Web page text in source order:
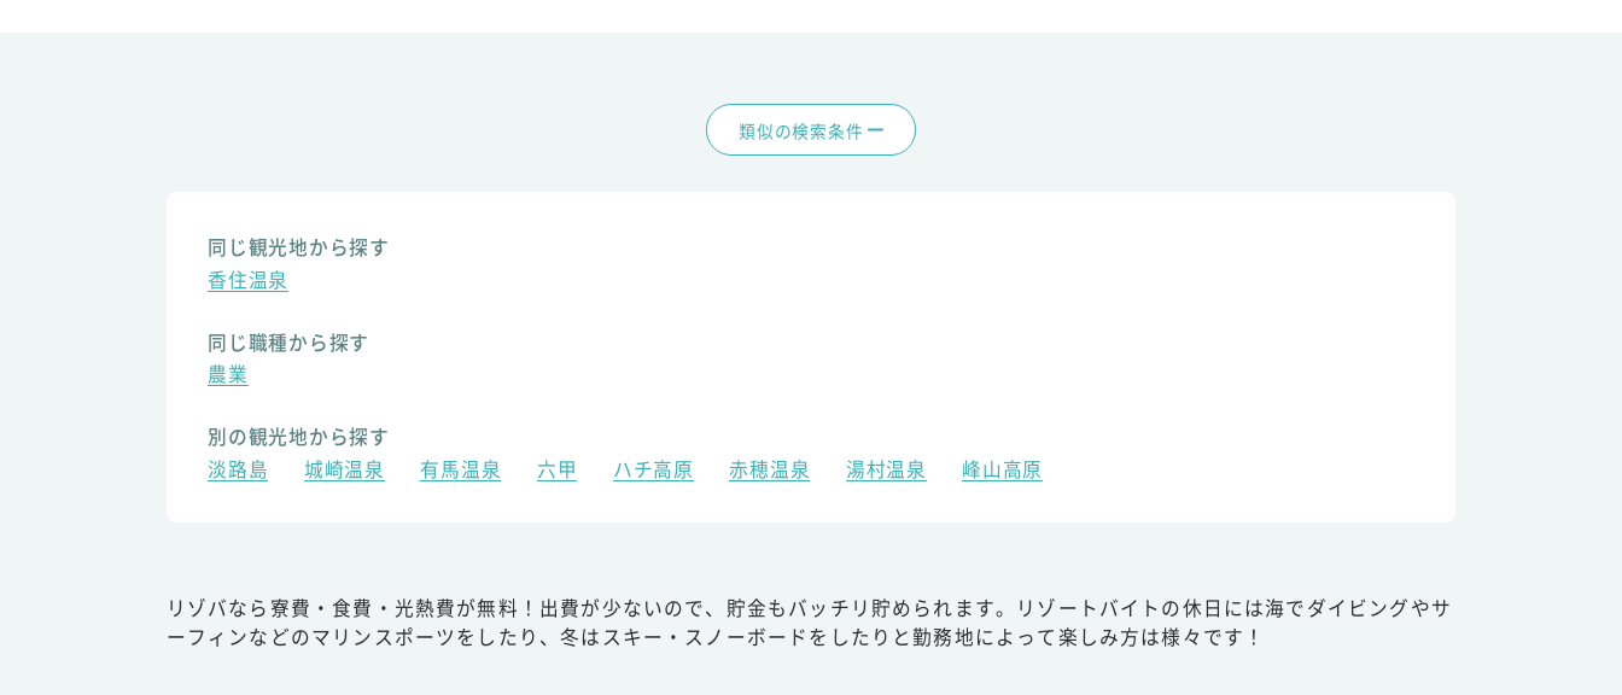
類似の検索条件
同じ観光地から探す
香住温泉
同じ職種から探す
農業
別の観光地から探す
淡路島
城崎温泉 有馬温泉 六甲 ハチ高原 赤穂温泉 湯村温泉 峰山高原
リゾバなら寮費・食費・光熱費が無料！出費が少ないので、貯金もバッチリ貯められます。リゾートバイトの休日には海でダイビングやサ
ーフィンなどのマリンスポーツをしたり、冬はスキー・スノーボードをしたりと勤務地によって楽しみ方は様々です！